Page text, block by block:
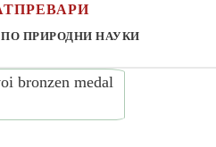
ПРИРОДНИ НАУКИ